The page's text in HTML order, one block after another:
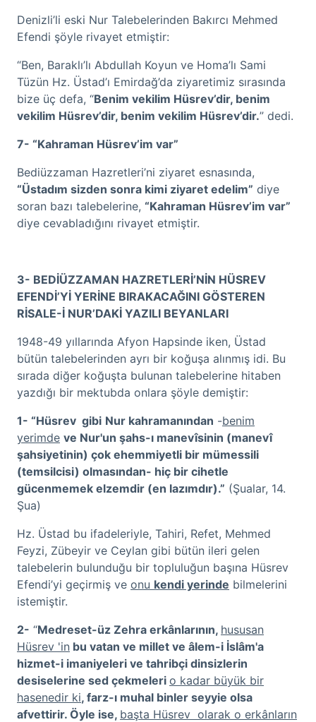
Denizli’li eski Nur Talebelerinden Bakırcı Mehmed
Efendi şöyle rivayet etmiştir:
“Ben, Baraklı’lı Abdullah Koyun ve Homa’lı Sami
Tüzün Hz. Üstad’ı Emirdağ’da ziyaretimiz sırasında
bize üç defa, “Benim vekilim Hüsrev’dir, benim
vekilim Hüsrev’dir, benim vekilim Hüsrev’dir.” dedi.
7- “Kahraman Hüsrev’im var”
Bediüzzaman Hazretleri’ni ziyaret esnasında,
“Üstadım sizden sonra kimi ziyaret edelim” diye
soran bazı talebelerine, “Kahraman Hüsrev’im var”
diye cevabladığını rivayet etmiştir.
3- BEDİÜZZAMAN HAZRETLERİ’NİN HÜSREV
EFENDİ’Yİ YERİNE BIRAKACAĞINI GÖSTEREN
RİSALE-İ NUR’DAKİ YAZILI BEYANLARI
1948-49 yıllarında Afyon Hapsinde iken, Üstad
bütün talebelerinden ayrı bir koğuşa alınmış idi. Bu
sırada diğer koğuşta bulunan talebelerine hitaben
yazdığı bir mektubda onlara şöyle demiştir:
1- “Hüsrev gibi Nur kahramanından -benim
yerimde ve Nur'un şahs-ı manevîsinin (manevî
şahsiyetinin) çok ehemmiyetli bir mümessili
(temsilcisi) olmasından- hiç bir cihetle
gücenmemek elzemdir (en lazımdır).” (Şualar, 14.
Şua)
Hz. Üstad bu ifadeleriyle, Tahiri, Refet, Mehmed
Feyzi, Zübeyir ve Ceylan gibi bütün ileri gelen
talebelerin bulunduğu bir topluluğun başına Hüsrev
Efendi’yi geçirmiş ve onu kendi yerinde bilmelerini
istemiştir.
2- “Medreset-üz Zehra erkânlarının, hususan
Hüsrev 'in bu vatan ve millet ve âlem-i İslâm'a
hizmet-i imaniyeleri ve tahribçi dinsizlerin
desiselerine sed çekmeleri o kadar büyük bir
hasenedir ki, farz-ı muhal binler seyyie olsa
afvettirir. Öyle ise, başta Hüsrev olarak o erkânların